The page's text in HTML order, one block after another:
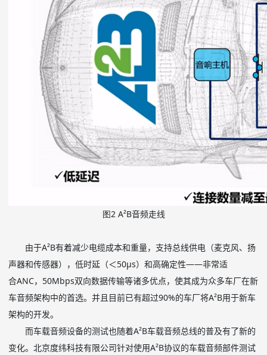
图2 A²B音频走线
由于A²B有着减少电缆成本和重量，支持总线供电（麦克风、扬
声器和传感器），低时延（＜50μs）和高确定性——非常适
合ANC， 50Mbps双向数据传输等诸多优点，使其成为众多车厂在新
车音频架构中的首选。并且目前已有超过90%的车厂将A²B用于新车
架构的开发。
而车载音频设备的测试也随着A²B车载音频总线的普及有了新的
变化。北京度纬科技有限公司针对使用A²B协议的车载音频部件测试